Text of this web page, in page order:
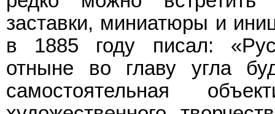
заставки, миниатюры и
в 1885 году писал:
отныне во главу угла
самостоятельная